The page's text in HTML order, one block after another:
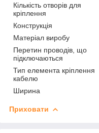
Кількість отворів для
кріплення
Конструкція
Матеріал виробу
Перетин проводів, що
підключаються
Тип елемента кріплення
кабелю
Ширина
Приховати